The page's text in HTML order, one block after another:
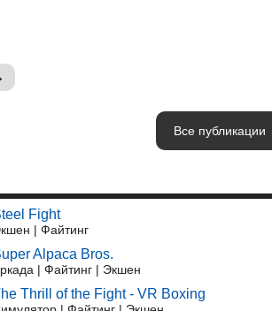
Все публикации
Fight
| Файтинг
Alpaca Bros.
| Файтинг | Экшен
Thrill of the Fight - VR Boxing